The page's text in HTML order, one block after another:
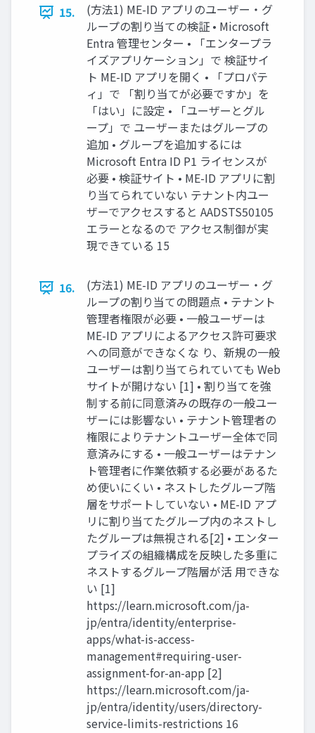
15.
(方法1) ME-ID アプリのユーザー・グ
ループの割り当ての検証 • Microsoft
Entra 管理センター • 「エンタープラ
イズアプリケーション」で 検証サイ
ト ME-ID アプリを開く • 「プロパテ
ィ」で 「割り当てが必要ですか」を
「はい」に設定 • 「ユーザーとグル
ープ」で ユーザーまたはグループの
追加 • グループを追加するには
Microsoft Entra ID P1 ライセンスが
必要 • 検証サイト • ME-ID アプリに割
り当てられていない テナント内ユー
ザーでアクセスすると AADSTS50105
エラーとなるので アクセス制御が実
現できている 15
16.
(方法1) ME-ID アプリのユーザー・グ
ループの割り当ての問題点 • テナント
管理者権限が必要 • 一般ユーザーは
ME-ID アプリによるアクセス許可要求
への同意ができなくな り、新規の一般
ユーザーは割り当てられていても Web
サイトが開けない [1] • 割り当てを強
制する前に同意済みの既存の一般ユー
ザーには影響ない • テナント管理者の
権限によりテナントユーザー全体で同
意済みにする • 一般ユーザーはテナン
ト管理者に作業依頼する必要があるた
め使いにくい • ネストしたグループ階
層をサポートしていない • ME-ID アプ
リに割り当てたグループ内のネストし
たグループは無視される[2] • エンター
プライズの組織構成を反映した多重に
ネストするグループ階層が活 用できな
い [1]
https://learn.microsoft.com/ja-
jp/entra/identity/enterprise-
apps/what-is-access-
management#requiring-user-
assignment-for-an-app [2]
https://learn.microsoft.com/ja-
jp/entra/identity/users/directory-
service-limits-restrictions 16